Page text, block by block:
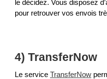
le décidez. Vous disposez
pour retrouver vos envois
4) TransferNow
Le service TransferNow